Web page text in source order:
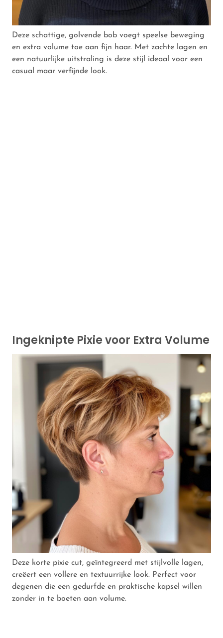
Deze schattige, golvende bob voegt speelse beweging
en extra volume toe aan fijn haar. Met zachte lagen en
een natuurlijke uitstraling is deze stijl ideaal voor een
casual maar verfijnde look.
Ingeknipte Pixie voor Extra Volume
Deze korte pixie cut, geïntegreerd met stijlvolle lagen,
creëert een vollere en textuurrijke look. Perfect voor
degenen die een gedurfde en praktische kapsel willen
zonder in te boeten aan volume.